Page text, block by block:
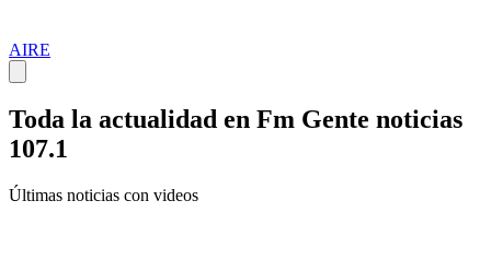
AIRE
Toda la actualidad en Fm Gente noticias
107.1
Últimas noticias con videos